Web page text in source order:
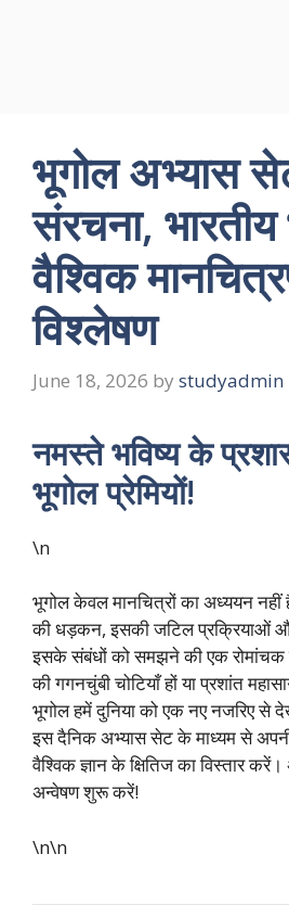
भूगोल अभ्यास
संरचना,
वैश्विक
विश्लेषण
June 18, 2026 by studyadmin
नमस्ते भविष्य के
भूगोल प्रेमियों!
\n
भूगोल केवल मानचित्रों का अध्ययन नहीं
की धड़कन, इसकी जटिल प्रक्रियाओं
इसके संबंधों को समझने की एक रोमांचक
की गगनचुंबी चोटियाँ हों या प्रशांत
भूगोल हमें दुनिया को एक नए नजरिए से
इस दैनिक अभ्यास सेट के माध्यम से
वैश्विक ज्ञान के क्षितिज का विस्तार
अन्वेषण शुरू करें!
\n\n